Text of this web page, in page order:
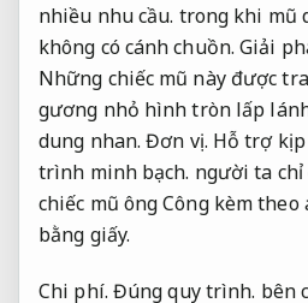
nhiều nhu cầu. trong khi mũ
không có cánh chuồn.Giải
Những chiếc mũ này được
gương nhỏ hình tròn lấp
dung nhan.Đơn vị. Hỗ trợ
trình minh bạch. người ta
chiếc mũ ông Công kèm
bằng giấy.
Chi phí. Đúng quy trình. bên